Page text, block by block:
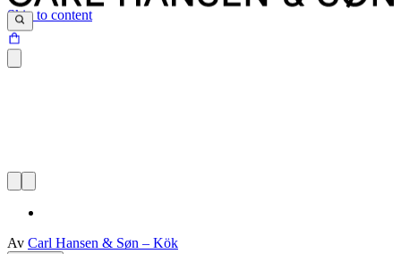
Skip to content
Av Carl Hansen & Søn – Kök